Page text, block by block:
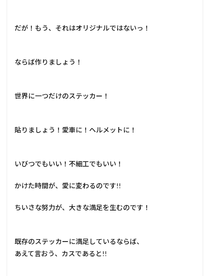
だが！もう、それはオリジナルではないっ！
ならば作りましょう！
世界に一つだけのステッカー！
貼りましょう！愛車に！ヘルメットに！
いびつでもいい！不細工でもいい！
かけた時間が、愛に変わるのです!!
ちいさな努力が、大きな満足を生むのです！
既存のステッカーに満足しているならば、
あえて言おう、カスであると!!